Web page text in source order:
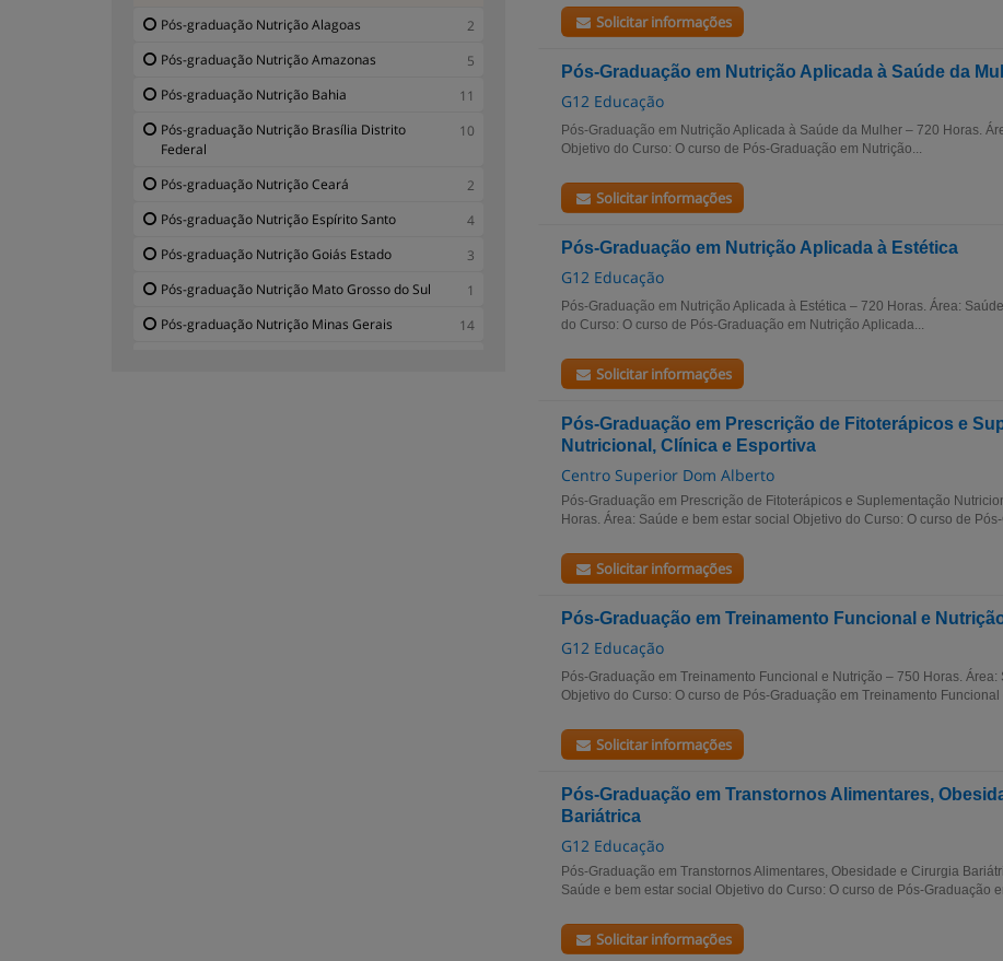
Solicitar informações
Pós-Graduação em Nutrição Aplicada à Saúde da
G12 Educação
Pós-Graduação em Nutrição Aplicada à Saúde da Mulher – 720 Horas.
Objetivo do Curso: O curso de Pós-Graduação em Nutrição...
Solicitar informações
Pós-Graduação em Nutrição Aplicada à Estética
G12 Educação
Pós-Graduação em Nutrição Aplicada à Estética – 720 Horas. Área:
do Curso: O curso de Pós-Graduação em Nutrição Aplicada...
Solicitar informações
Pós-Graduação em Prescrição de Fitoterápicos e
Nutricional, Clínica e Esportiva
Centro Superior Dom Alberto
Pós-Graduação em Prescrição de Fitoterápicos e Suplementação
Horas. Área: Saúde e bem estar social Objetivo do Curso: O curso de
Solicitar informações
Pós-Graduação em Treinamento Funcional e
G12 Educação
Pós-Graduação em Treinamento Funcional e Nutrição – 750 Horas. Área:
Objetivo do Curso: O curso de Pós-Graduação em Treinamento Funcional
Solicitar informações
Pós-Graduação em Transtornos Alimentares,
Bariátrica
G12 Educação
Pós-Graduação em Transtornos Alimentares, Obesidade e Cirurgia
Saúde e bem estar social Objetivo do Curso: O curso de Pós-Graduação
Solicitar informações
Pós-graduação Nutrição Alagoas
2
Pós-graduação Nutrição Amazonas
5
Pós-graduação Nutrição Bahia
11
Pós-graduação Nutrição Brasília Distrito
Federal
10
Pós-graduação Nutrição Ceará
2
Pós-graduação Nutrição Espírito Santo
4
Pós-graduação Nutrição Goiás Estado
3
Pós-graduação Nutrição Mato Grosso do Sul
1
Pós-graduação Nutrição Minas Gerais
14